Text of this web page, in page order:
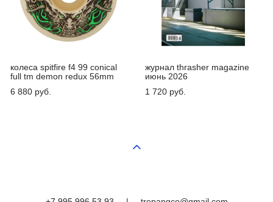
колеса spitfire f4 99 conical
full tm demon redux 56mm
6 880 pуб.
журнал thrasher magazine
июнь 2026
1 720 pуб.